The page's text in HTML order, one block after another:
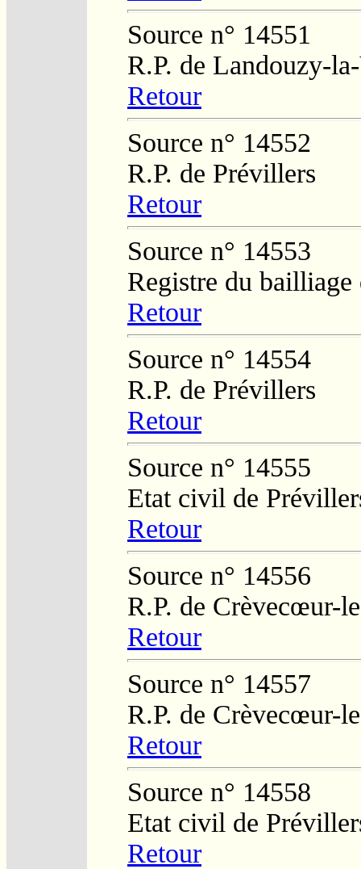
Source n° 14551
R.P. de Landouzy-
Retour
Source n° 14552
R.P. de Prévillers
Retour
Source n° 14553
Registre du bailliage
Retour
Source n° 14554
R.P. de Prévillers
Retour
Source n° 14555
Etat civil de
Retour
Source n° 14556
R.P. de Crèvecœur-
Retour
Source n° 14557
R.P. de Crèvecœur-
Retour
Source n° 14558
Etat civil de
Retour